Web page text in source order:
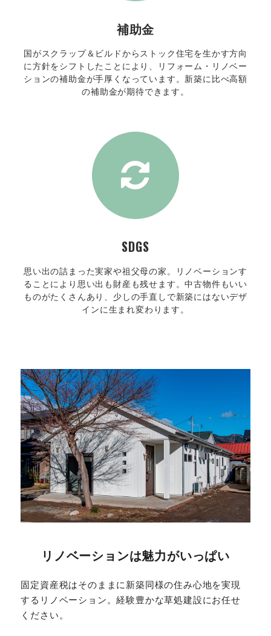
補助金
国がスクラップ＆ビルドからストック住宅を生かす方向
に方針をシフトしたことにより、リフォーム・リノベー
ションの補助金が手厚くなっています。新築に比べ高額
の補助金が期待できます。
SDGS
思い出の詰まった実家や祖父母の家。リノベーションす
ることにより思い出も財産も残せます。中古物件もいい
ものがたくさんあり、少しの手直しで新築にはないデザ
インに生まれ変わります。
リノベーションは魅力がいっぱい
固定資産税はそのままに新築同様の住み心地を実現
するリノベーション。経験豊かな草処建設にお任せ
ください。